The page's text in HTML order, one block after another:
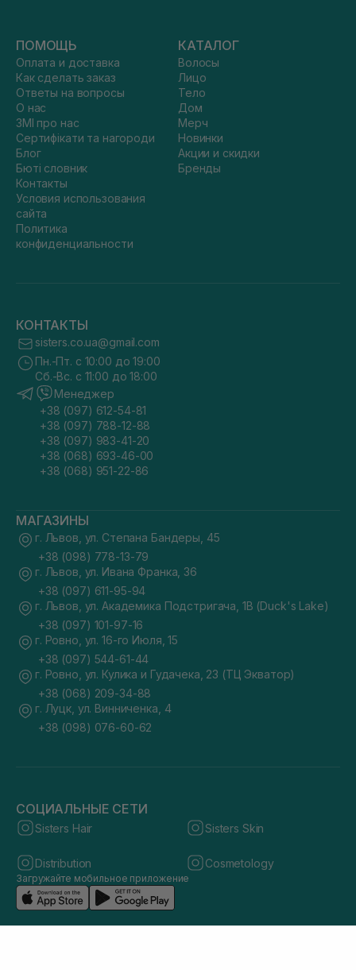
ПОМОЩЬ
Оплата и доставка
Как сделать заказ
Ответы на вопросы
О нас
ЗМІ про нас
Сертифікати та нагороди
Блог
Бюті словник
Контакты
Условия использования
сайта
Политика
конфиденциальности
КАТАЛОГ
Волосы
Лицо
Тело
Дом
Мерч
Новинки
Акции и скидки
Бренды
КОНТАКТЫ
sisters.co.ua@gmail.com
Пн.-Пт. с 10:00 до 19:00
Сб.-Вс. с 11:00 до 18:00
Менеджер
+38 (097) 612-54-81
+38 (097) 788-12-88
+38 (097) 983-41-20
+38 (068) 693-46-00
+38 (068) 951-22-86
МАГАЗИНЫ
г. Львов, ул. Степана Бандеры, 45
+38 (098) 778-13-79
г. Львов, ул. Ивана Франка, 36
+38 (097) 611-95-94
г. Львов, ул. Академика Подстригача, 1В (Duck's Lake)
+38 (097) 101-97-16
г. Ровно, ул. 16-го Июля, 15
+38 (097) 544-61-44
г. Ровно, ул. Кулика и Гудачека, 23 (ТЦ Экватор)
+38 (068) 209-34-88
г. Луцк, ул. Винниченка, 4
+38 (098) 076-60-62
СОЦИАЛЬНЫЕ СЕТИ
Sisters Hair Sisters Skin
Distribution Cosmetology
Загружайте мобильное приложение